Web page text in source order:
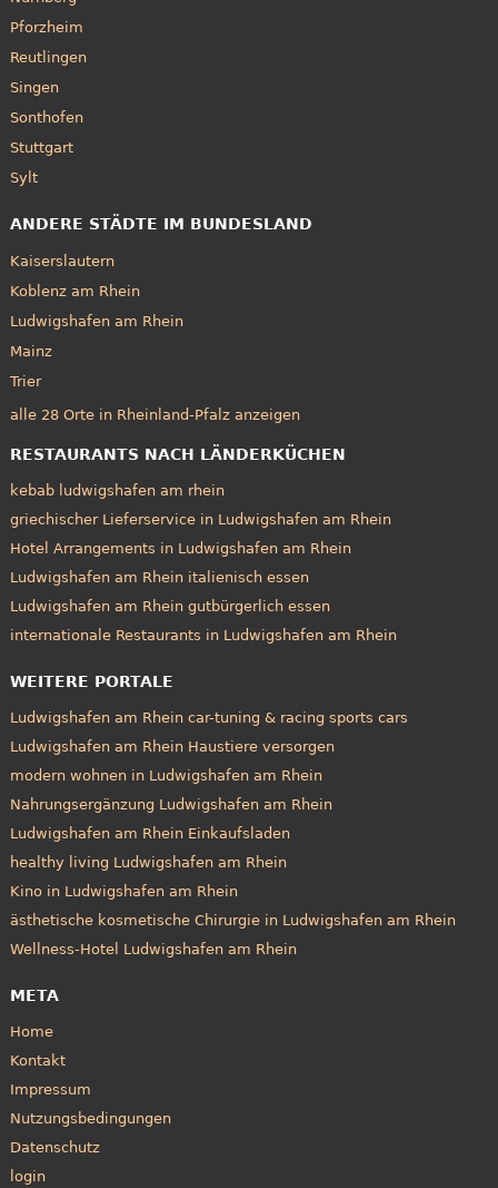
Pforzheim
Reutlingen
Singen
Sonthofen
Stuttgart
Sylt
ANDERE STÄDTE IM BUNDESLAND
Kaiserslautern
Koblenz am Rhein
Ludwigshafen am Rhein
Mainz
Trier
alle 28 Orte in Rheinland-Pfalz anzeigen
RESTAURANTS NACH LÄNDERKÜCHEN
kebab ludwigshafen am rhein
griechischer Lieferservice in Ludwigshafen am Rhein
Hotel Arrangements in Ludwigshafen am Rhein
Ludwigshafen am Rhein italienisch essen
Ludwigshafen am Rhein gutbürgerlich essen
internationale Restaurants in Ludwigshafen am Rhein
WEITERE PORTALE
Ludwigshafen am Rhein car-tuning & racing sports cars
Ludwigshafen am Rhein Haustiere versorgen
modern wohnen in Ludwigshafen am Rhein
Nahrungsergänzung Ludwigshafen am Rhein
Ludwigshafen am Rhein Einkaufsladen
healthy living Ludwigshafen am Rhein
Kino in Ludwigshafen am Rhein
ästhetische kosmetische Chirurgie in Ludwigshafen am Rhein
Wellness-Hotel Ludwigshafen am Rhein
META
Home
Kontakt
Impressum
Nutzungsbedingungen
Datenschutz
login